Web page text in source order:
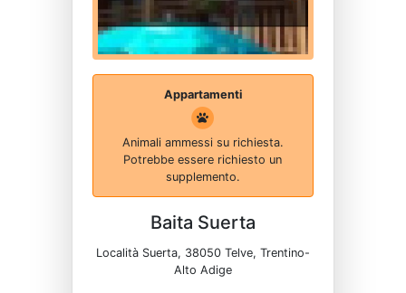
Appartamenti
Animali ammessi su richiesta.
Potrebbe essere richiesto un
supplemento.
Baita Suerta
Località Suerta, 38050 Telve, Trentino-
Alto Adige